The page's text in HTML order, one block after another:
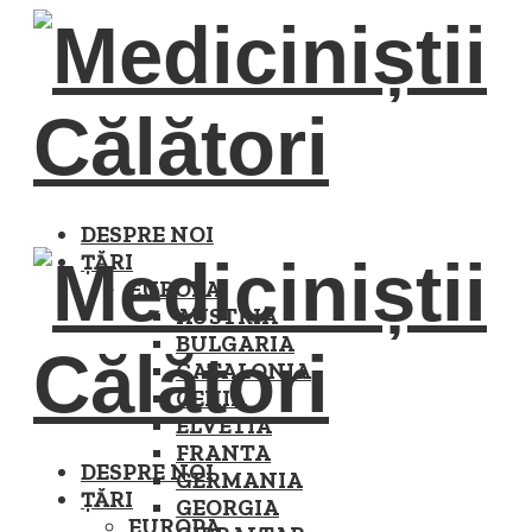
DESPRE NOI
ȚĂRI
EUROPA
AUSTRIA
BULGARIA
CATALONIA
CEHIA
ELVETIA
FRANTA
GERMANIA
GEORGIA
DESPRE NOI
ȚĂRI